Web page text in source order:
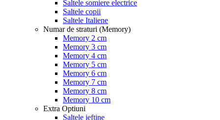
Saltele somiere electrice
Saltele copii
Saltele Italiene
Numar de straturi (Memory)
Memory 2 cm
Memory 3 cm
Memory 4 cm
Memory 5 cm
Memory 6 cm
Memory 7 cm
Memory 8 cm
Memory 10 cm
Extra Optiuni
Saltele ieftine